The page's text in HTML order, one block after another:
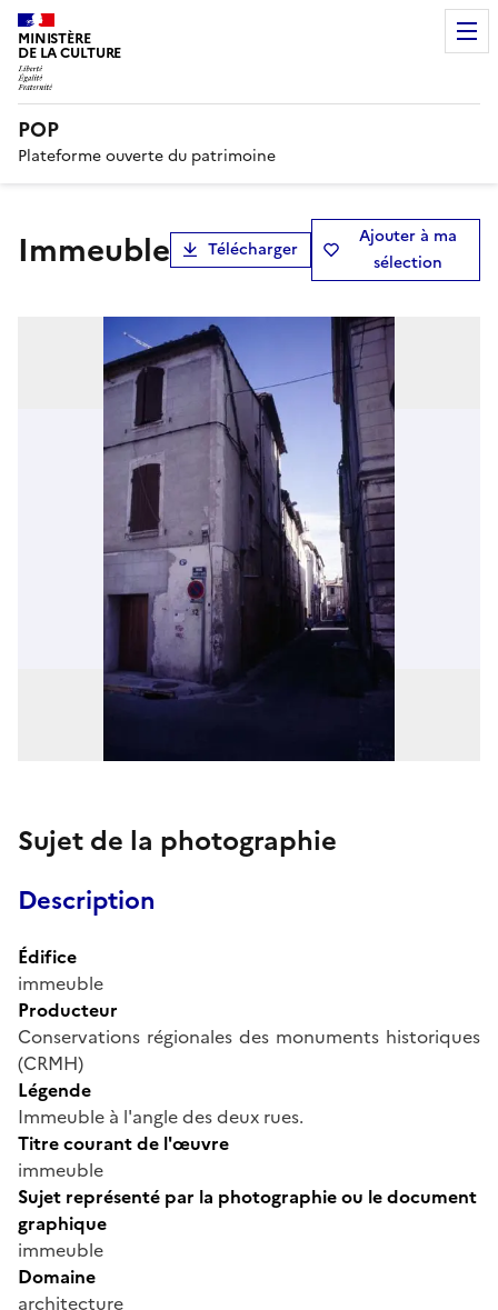
MINISTÈRE
DE LA CULTURE
POP
Plateforme ouverte du patrimoine
immeuble Télécharger
Ajouter à ma
sélection
Sujet de la photographie
Description
Édifice
immeuble
Producteur
Conservations régionales des monuments historiques
(CRMH)
Légende
Immeuble à l'angle des deux rues.
Titre courant de l'œuvre
immeuble
Sujet représenté par la photographie ou le document
graphique
immeuble
Domaine
architecture